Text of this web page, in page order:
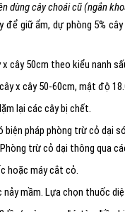
dùng cây choái cũ (ngắn
để giữ ẩm, dự phòng 5%
cây 50cm theo kiểu nanh
x cây 50-60cm, mật độ
lại các cây bị chết.
biện pháp phòng trừ cỏ dại
trừ cỏ dại thông qua
hoặc máy cắt cỏ.
mầm. Lựa chọn thuốc